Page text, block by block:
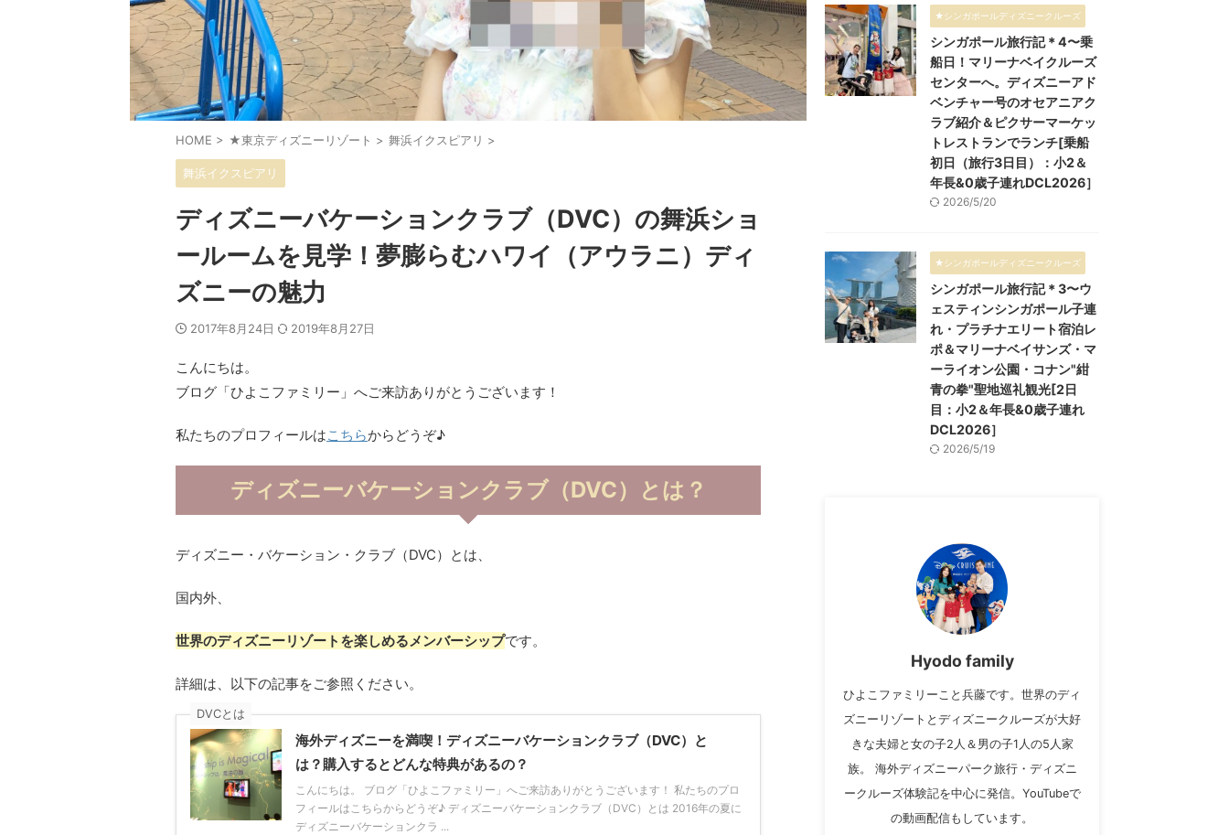
HOME > ★東京ディズニーリゾート > 舞浜イクスピアリ >
舞浜イクスピアリ
ディズニーバケーションクラブ（DVC）の舞浜ショ
ールームを見学！夢膨らむハワイ（アウラニ）ディ
ズニーの魅力
2017年8月24日 2019年8月27日
こんにちは。
ブログ「ひよこファミリー」へご来訪ありがとうございます！
私たちのプロフィールはこちらからどうぞ♪
ディズニーバケーションクラブ（DVC）とは？
ディズニー・バケーション・クラブ（DVC）とは、
国内外、
世界のディズニーリゾートを楽しめるメンバーシップです。
詳細は、以下の記事をご参照ください。
DVCとは
海外ディズニーを満喫！ディズニーバケーションクラブ（DVC）と
は？購入するとどんな特典があるの？
こんにちは。 ブログ「ひよこファミリー」へご来訪ありがとうございます！ 私たちのプロ
フィールはこちらからどうぞ♪ ディズニーバケーションクラブ（DVC）とは 2016年の夏に
ディズニーバケーションクラ ...
★シンガポールディズニークルーズ
シンガポール旅行記＊4〜乗
船日！マリーナベイクルーズ
センターへ。ディズニーアド
ベンチャー号のオセアニアク
ラブ紹介＆ピクサーマーケッ
トレストランでランチ[乗船
初日（旅行3日目）：小2＆
年長&0歳子連れDCL2026］
2026/5/20
★シンガポールディズニークルーズ
シンガポール旅行記＊3〜ウ
ェスティンシンガポール子連
れ・プラチナエリート宿泊レ
ポ＆マリーナベイサンズ・マ
ーライオン公園・コナン"紺
青の拳"聖地巡礼観光[2日
目：小2＆年長&0歳子連れ
DCL2026］
2026/5/19
Hyodo family
ひよこファミリーこと兵藤です。世界のディ
ズニーリゾートとディズニークルーズが大好
きな夫婦と女の子2人＆男の子1人の5人家
族。 海外ディズニーパーク旅行・ディズニ
ークルーズ体験記を中心に発信。YouTubeで
の動画配信もしています。